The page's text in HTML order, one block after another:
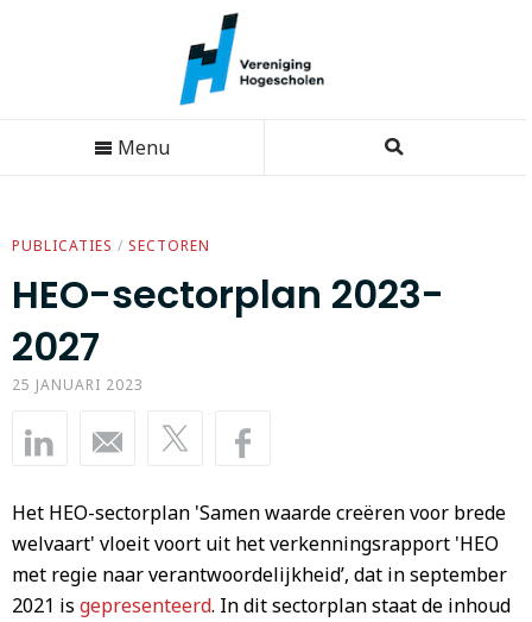
Menu
PUBLICATIES / SECTOREN
HEO-sectorplan 2023-
2027
25 JANUARI 2023
Het HEO-sectorplan 'Samen waarde creëren voor brede
welvaart' vloeit voort uit het verkenningsrapport 'HEO
met regie naar verantwoordelijkheid’, dat in september
2021 is gepresenteerd. In dit sectorplan staat de inhoud